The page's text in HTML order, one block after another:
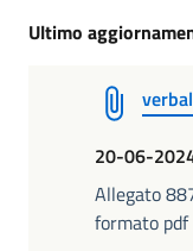
Ultimo
20-06-
Allegato
formato pdf